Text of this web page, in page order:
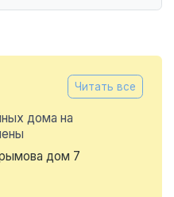
Читать все
дома на
дом 7